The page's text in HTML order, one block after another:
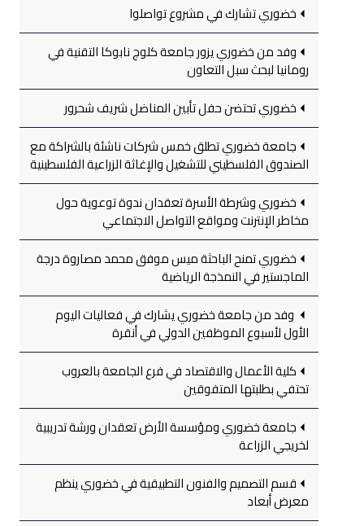
خضوري تشارك في مشروع تواصلوا
وفد من خضوري يزور جامعة كلوج نابوكا التقنية في
رومانيا لبحث سبل التعاون
خضوري تحتضن حفل تأبين المناضل شريف شحرور
جامعة خضوري تطلق خمس شركات ناشئة بالشراكة مع
الصندوق الفلسطيني للتشغيل والإغاثة الزراعية الفلسطينية
خضوري وشرطة الأسرة تعقدان ندوة توعوية حول
مخاطر الإنترنت ومواقع التواصل الاجتماعي
خضوري تمنح الباحثة ميس موفق محمد مصاروة درجة
الماجستير في النمذجة الرياضية
وفد من جامعة خضوري يشارك في فعاليات اليوم
الأول لأسبوع الموظفين الدولي في أنقرة
كلية الأعمال والاقتصاد في فرع الجامعة بالعروب
تحتفي بطلبتها المتفوقين
جامعة خضوري ومؤسسة الأرض تعقدان ورشة تدريبية
لخريجي الزراعة
قسم التصميم والفنون التطبيقية في خضوري ينظم
معرض أبعاد